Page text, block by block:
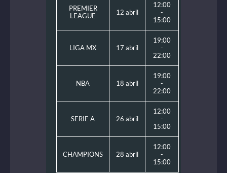
PREMIER
LEAGUE
12 abril
12:00
-
15:00
LIGA MX 17 abril
19:00
-
22:00
NBA 18 abril
19:00
-
22:00
SERIE A 26 abril
12:00
-
15:00
CHAMPIONS 28 abril
12:00
-
15:00